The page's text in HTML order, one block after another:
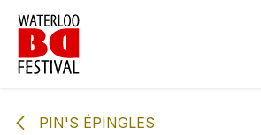
Se rendre au contenu
PIN'S ÉPINGLES